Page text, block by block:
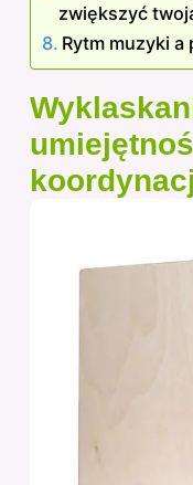
zwiększyć
Rytm muzyki